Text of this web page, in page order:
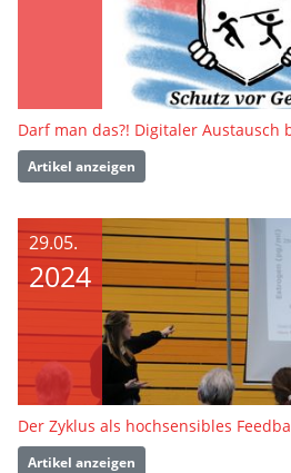
Darf man das?! Digitaler Austausch
Artikel anzeigen
29.05.
2024
Der Zyklus als hochsensibles
Artikel anzeigen